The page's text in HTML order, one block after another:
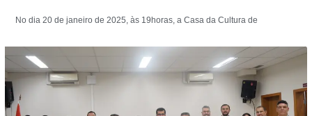
No dia 20 de janeiro de 2025, às 19horas, a Casa da Cultura de